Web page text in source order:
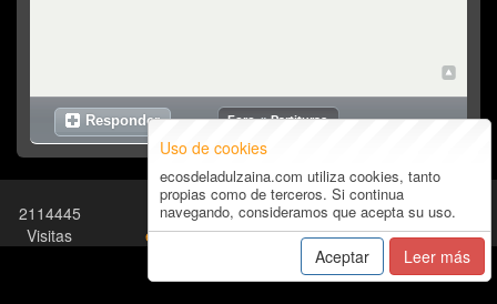
Responder Foro»Partituras
2114445
Visitas
Términos y Condiciones -
ecos@ecosdeladulzaina.com
19828
Usuarios
Uso de cookies
ecosdeladulzaina.com utiliza cookies, tanto
propias como de terceros. Si continua
navegando, consideramos que acepta su uso.
Aceptar Leer más